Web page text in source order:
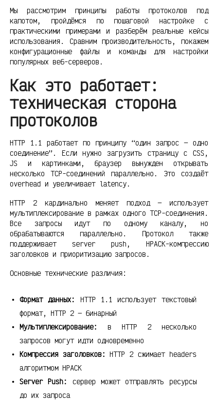
Мы рассмотрим принципы работы протоколов под
капотом, пройдёмся по пошаговой настройке с
практическими примерами и разберём реальные кейсы
использования. Сравним производительность, покажем
конфигурационные файлы и команды для настройки
популярных веб-серверов.
Как это работает:
техническая сторона
протоколов
HTTP 1.1 работает по принципу “один запрос — одно
соединение”. Если нужно загрузить страницу с CSS,
JS и картинками, браузер вынужден открывать
несколько TCP-соединений параллельно. Это создаёт
overhead и увеличивает latency.
HTTP 2 кардинально меняет подход — использует
мультиплексирование в рамках одного TCP-соединения.
Все запросы идут по одному каналу, но
обрабатываются параллельно. Протокол также
поддерживает server push, HPACK-компрессию
заголовков и приоритизацию запросов.
Основные технические различия:
Формат данных:
HTTP 1.1 использует текстовый
формат, HTTP 2 — бинарный
Мультиплексирование:
в HTTP 2 несколько
запросов могут идти одновременно
Компрессия заголовков: HTTP 2 сжимает headers
алгоритмом HPACK
Server Push:
сервер может отправлять ресурсы
до их запроса